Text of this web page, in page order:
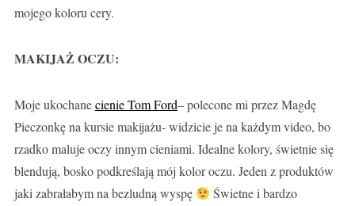
mojego koloru cery.
MAKIJAŻ OCZU:
Moje ukochanecienie Tom Ford– polecone mi przez Magdę
Pieczonkę na kursie makijażu- widzicie je na każdym video, bo
rzadko maluje oczy innym cieniami. Idealne kolory, świetnie się
blendują, bosko podkreślają mój kolor oczu. Jeden z produktów
jaki zabrałabym na bezludną wyspę
Świetne i bardzo